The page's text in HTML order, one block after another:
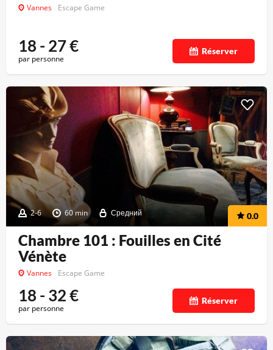
Vannes Escape Game
18 - 27€
par personne
Réserver
2-6 60 min Средний 0.0
Chambre 101 : Fouilles en Cité
Vénète
Vannes Escape Game
18 - 32€
par personne
Réserver